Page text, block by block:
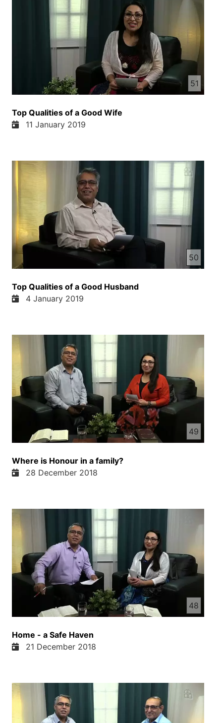
51
Top Qualities of a Good Wife
11 January 2019
50
Top Qualities of a Good Husband
4 January 2019
49
Where is Honour in a family?
28 December 2018
48
Home - a Safe Haven
21 December 2018